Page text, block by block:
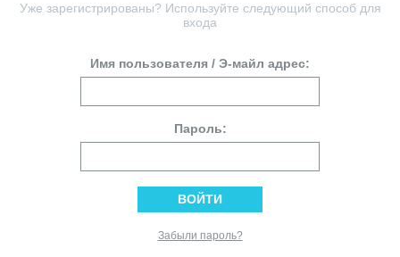
Уже зарегистрированы? Используйте следующий способ для
входа
Имя пользователя / Э-майл адрес
Пароль
Забыли пароль?